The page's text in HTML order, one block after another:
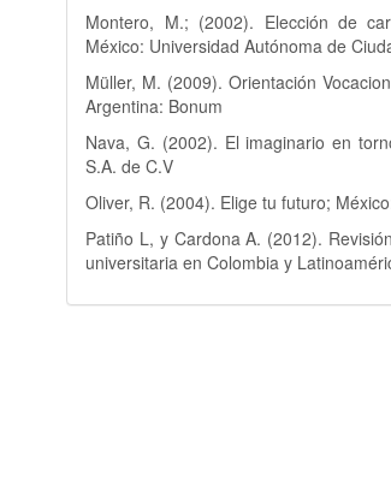
Montero, M.; (2002). Elección de
México: Universidad Autónoma de
Müller, M. (2009). Orientación
Argentina: Bonum
Nava, G. (2002). El imaginario en
S.A. de C.V
Oliver, R. (2004). Elige tu futuro;
Patiño L, y Cardona A. (2012).
universitaria en Colombia y